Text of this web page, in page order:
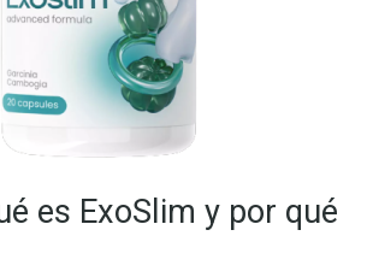
es ExoSlim y por qué